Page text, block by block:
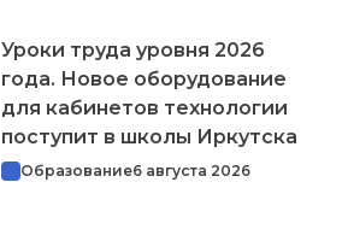
Уроки труда уровня 2026
года. Новое оборудование
для кабинетов технологии
поступит в школы Иркутска
Образование6 августа 2026